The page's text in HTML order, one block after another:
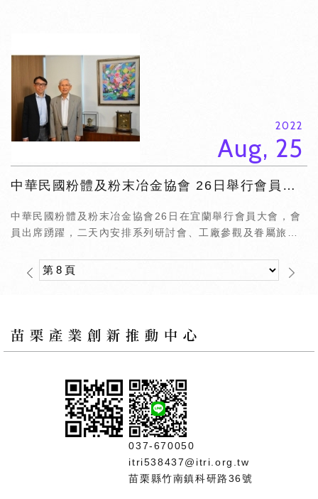
2022
Aug, 25
中華民國粉體及粉末冶金協會 26日舉行會員大會
中華民國粉體及粉末冶金協會26日在宜蘭舉行會員大會，會
員出席踴躍，二天內安排系列研討會、工廠參觀及眷屬旅
及發放獎學金。
037-670050
itri538437@itri.org.tw
苗栗縣竹南鎮科研路36號